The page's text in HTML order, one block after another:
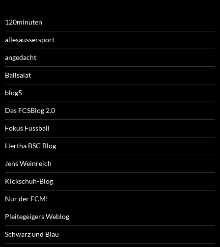
120minuten
allesaussersport
angedacht
Ballsalat
blog5
Das FCSBlog 2.0
Fokus Fussball
Hertha BSC Blog
Jens Weinreich
Kickschuh-Blog
Nur der FCM!
Pleitegeigers Weblog
Schwarz und Blau